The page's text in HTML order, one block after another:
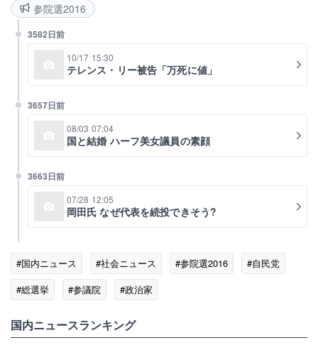
参院選2016
3582日前
10/17 15:30
テレンス・リー被告「万死に値」
3657日前
08/03 07:04
国と結婚 ハーフ美女議員の素顔
3663日前
07/28 12:05
岡田氏 なぜ代表を続投できそう?
#国内ニュース #社会ニュース #参院選2016
#自民党
#総選挙
#参議院 #政治家
国内ニュースランキング